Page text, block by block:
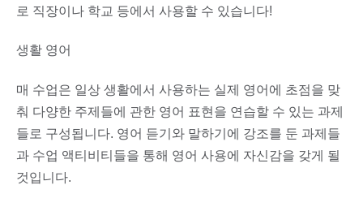
로 직장이나 학교 등에서 사용할 수 있습니다!
생활 영어
매 수업은 일상 생활에서 사용하는 실제 영어에 초점을 맞
춰 다양한 주제들에 관한 영어 표현을 연습할 수 있는 과제
들로 구성됩니다. 영어 듣기와 말하기에 강조를 둔 과제들
과 수업 액티비티들을 통해 영어 사용에 자신감을 갖게 될
것입니다.